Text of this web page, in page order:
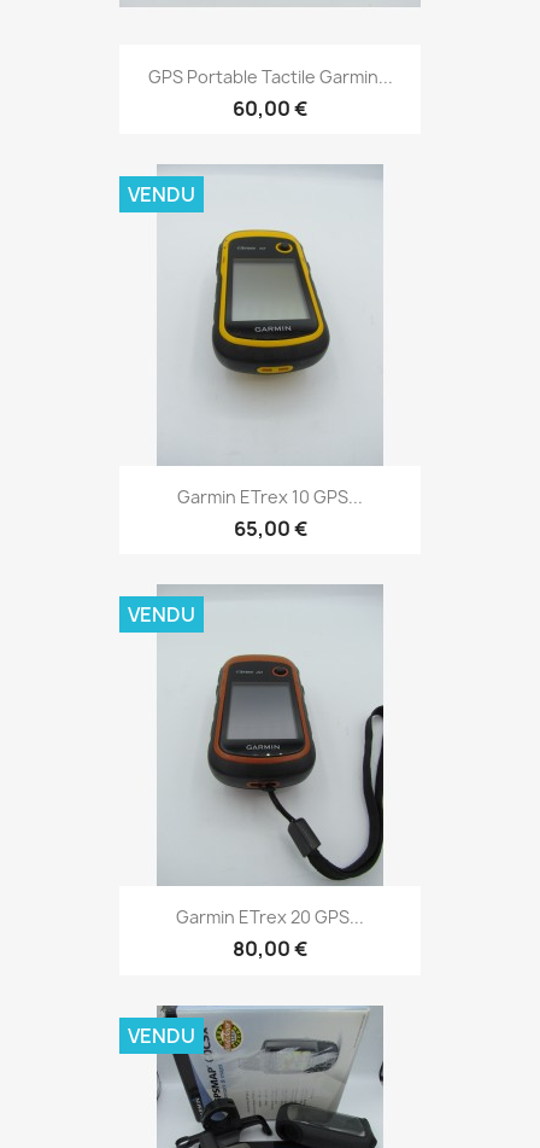
Aperçu rapide
GPS Portable Tactile Garmin...
60,00 €
Aperçu rapide
Garmin ETrex 10 GPS...
65,00 €
VENDU
Aperçu rapide
Garmin ETrex 20 GPS...
80,00 €
VENDU
VENDU